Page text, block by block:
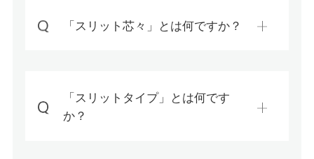
「スリット芯々」とは何ですか？
「スリットタイプ」とは何です
か？